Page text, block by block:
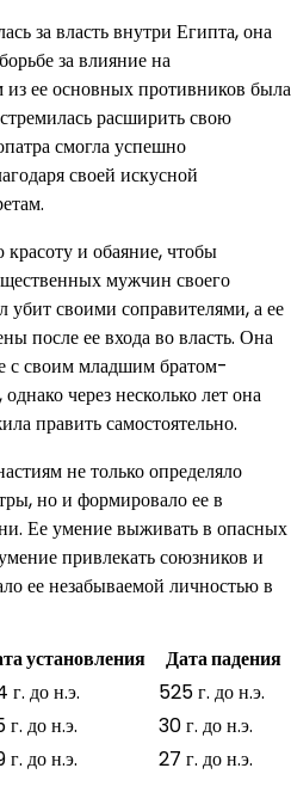
за власть внутри Египта, она
за влияние на
ее основных противников была
расширить свою
смогла успешно
своей искусной
и обаяние, чтобы
мужчин своего
своими соправителями, а ее
после ее входа во власть. Она
с своим младшим братом-
через несколько лет она
править самостоятельно.
не только определяло
но и формировало ее в
Ее умение выживать в опасных
привлекать союзников и
ее незабываемой личностью в
установления
Дата падения
г. до н.э.
525 г. до н.э.
до н.э.
30 г. до н.э.
г. до н.э. 27 г. до н.э.